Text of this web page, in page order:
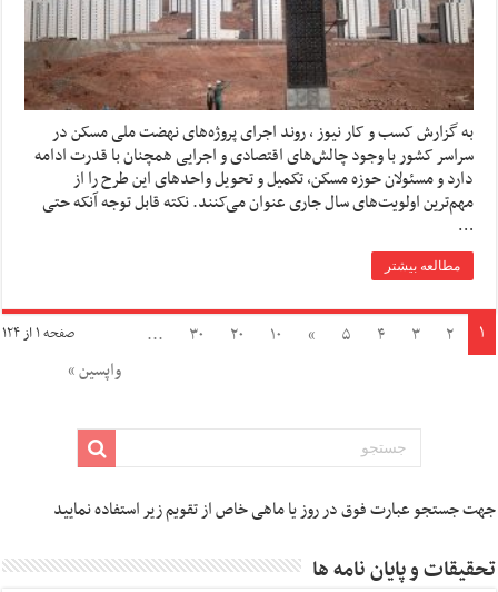
به گزارش کسب و کار نیوز ، روند اجرای پروژه‌های نهضت ملی مسکن در
سراسر کشور با وجود چالش‌های اقتصادی و اجرایی همچنان با قدرت ادامه
دارد و مسئولان حوزه مسکن، تکمیل و تحویل واحد‌های این طرح را از
مهم‌ترین اولویت‌های سال جاری عنوان می‌کنند. نکته قابل توجه آنکه حتی
…
مطالعه بیشتر
صفحه ۱ از ۱۲۴ ۱ ۲ ۳ ۴ ۵ » ۱۰ ۲۰ ۳۰
...
واپسین »
جهت جستجو عبارت فوق در روز یا ماهی خاص از تقویم زیر استفاده نمایید
تحقیقات و پایان نامه ها